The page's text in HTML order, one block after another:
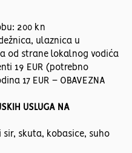
200 kn
ulaznica u
od strane lokalnog vodića
19 EUR (potrebno
17 EUR – OBAVEZNA
USLUGA NA
skuta, kobasice, suho